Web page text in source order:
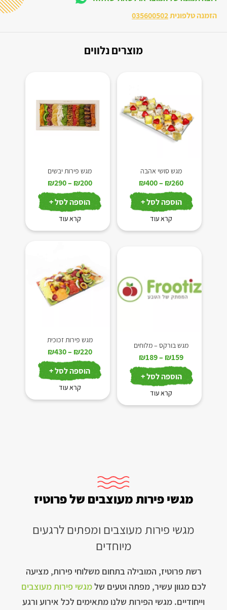
הזמנה טלפונית035600502
מוצרים נלווים
מגש פירות יבשים
₪200
–
₪290
מחירים:
עד
הוספה לסל +
קרא עוד
מגש סושי אהבה
₪260
–
₪400 טווח
מחירים:
עד
הוספה לסל +
קרא עוד
מגש פירות זכוכית
₪220
–
₪430
מחירים:
עד
הוספה לסל +
קרא עוד
מגש בורקס – מלוחים
₪159
–
₪189 טווח
מחירים:
עד
הוספה לסל +
קרא עוד
מגשי פירות מעוצבים של פרוטיז
מגשי פירות מעוצבים ומפתים לרגעים
מיוחדים
רשת פרוטיז, המובילה בתחום משלוחי פירות, מציעה
לכם מגוון עשיר, מפתה וטעים שלמגשי פירות מעוצבים
וייחודיים. מגשי הפירות שלנו מתאימים לכל אירוע ורגע